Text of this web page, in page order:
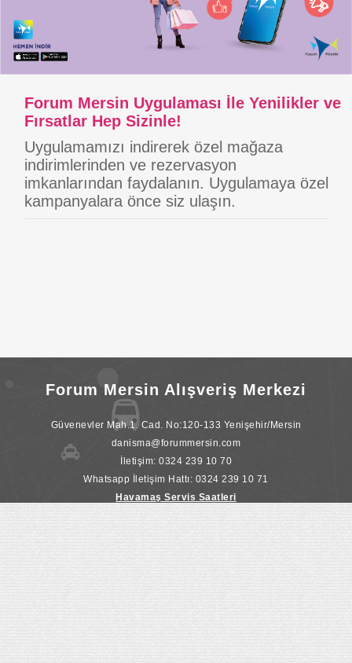
Forum Mersin Uygulaması İle Yenilikler ve
Fırsatlar Hep Sizinle!
Uygulamamızı indirerek özel mağaza
indirimlerinden ve rezervasyon
imkanlarından faydalanın. Uygulamaya özel
kampanyalara önce siz ulaşın.
Forum Mersin Alışveriş Merkezi
Güvenevler Mah.1. Cad. No:120-133 Yenişehir/Mersin
danisma@forummersin.com
İletişim: 0324 239 10 70
Whatsapp İletişim Hattı: 0324 239 10 71
Havamaş Servis Saatleri